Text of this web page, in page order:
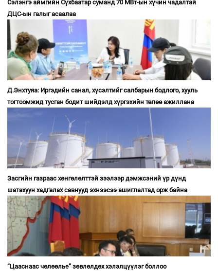
Сэлэнгэ аймгийн Сүхбаатар суманд 70 МВт-ын хүчин чадалтай
ДЦС-ын галыг асаалаа
Д.Энхтуяа: Иргэдийн санал, хүсэлтийг салбарын бодлого, хууль
тогтоомжид тусган бодит шийдэлд хүргэхийн төлөө ажиллана
Засгийн газраас хөнгөлөлттэй зээлээр дэмжсэний үр дүнд
шатахуун хадгалах савнууд эхнээсээ ашиглалтад орж байна
“Цааснаас чөлөөлье” зөвлөлдөх хэлэлцүүлэг боллоо